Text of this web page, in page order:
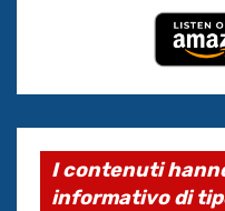
I contenuti
informativo di